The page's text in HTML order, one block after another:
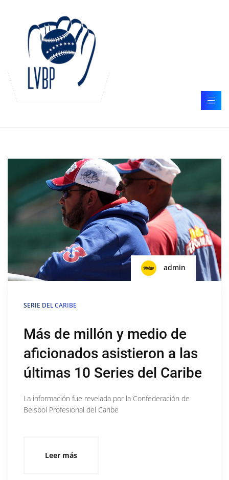
admin
SERIE DEL CARIBE
Más de millón y medio de
aficionados asistieron a las
últimas 10 Series del Caribe
La información fue revelada por la Confederación de
Beisbol Profesional del Caribe
Leer más